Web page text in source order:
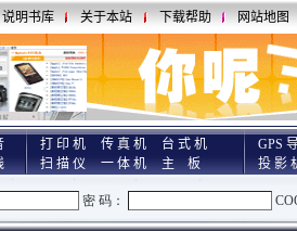
说明书库 关于本站 下载帮助 网站地图
打 印 机 传 真 机
台 式 机
扫 描 仪
一 体 机 主 板
GPS
投 影